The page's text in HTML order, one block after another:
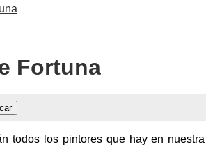
Fortuna
todos los pintores que hay en